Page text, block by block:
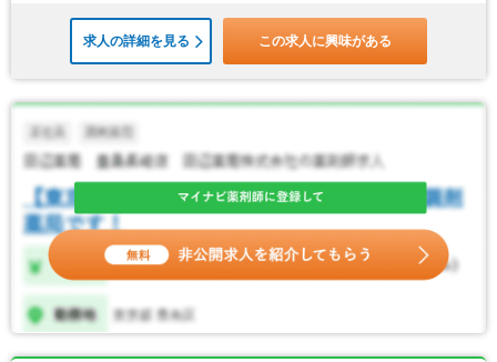
求人の詳細を見る この求人に興味がある